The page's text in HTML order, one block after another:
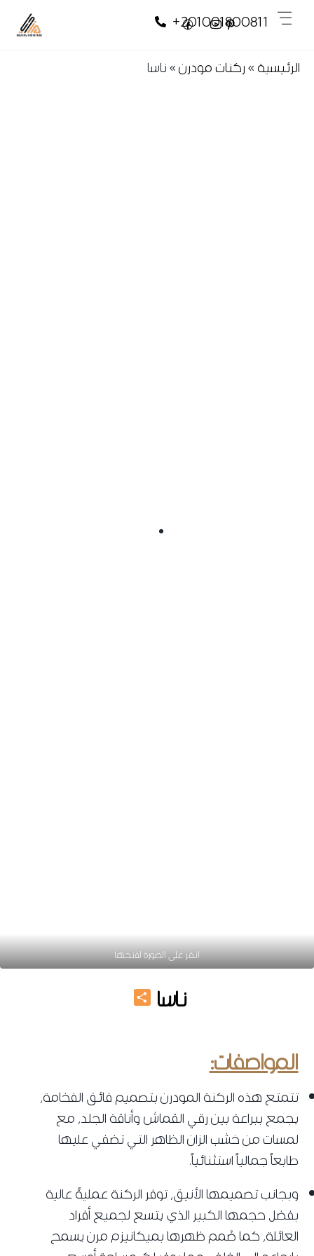
+201001800811
الرئيسية»ركنات مودرن»ناسا
انقر على الصورة لفتحها
ناسا Share
المواصفات:
تتمتع هذه الركنة المودرن بتصميم فائق الفخامة،
يجمع ببراعة بين رقي القماش وأناقة الجلد، مع
لمسات من خشب الزان الظاهر التي تضفي عليها
طابعاً جمالياً استثنائياً.
وبجانب تصميمها الأنيق، توفر الركنة عمليةً عالية
بفضل حجمها الكبير الذي يتسع لجميع أفراد
العائلة، كما صُمم ظهرها بميكانيزم مرن يسمح